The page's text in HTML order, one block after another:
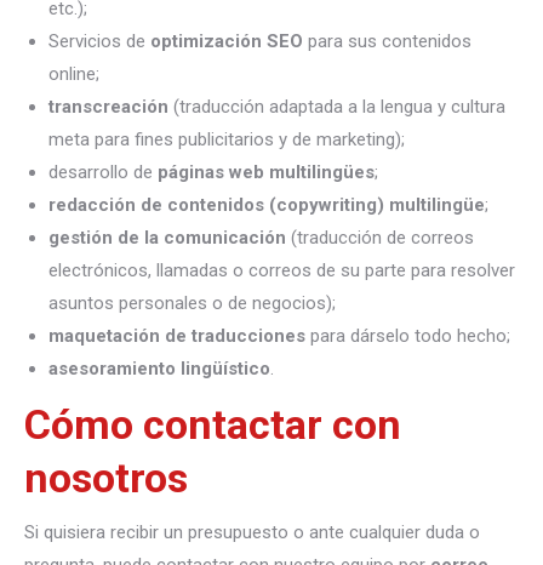
etc.);
Servicios de optimización SEO para sus contenidos
online;
transcreación (traducción adaptada a la lengua y cultura
meta para fines publicitarios y de marketing);
desarrollo de páginas web multilingües;
redacción de contenidos (copywriting) multilingüe;
gestión de la comunicación (traducción de correos
electrónicos, llamadas o correos de su parte para resolver
asuntos personales o de negocios);
maquetación de traducciones para dárselo todo hecho;
asesoramiento lingüístico.
Cómo contactar con
nosotros
Si quisiera recibir un presupuesto o ante cualquier duda o